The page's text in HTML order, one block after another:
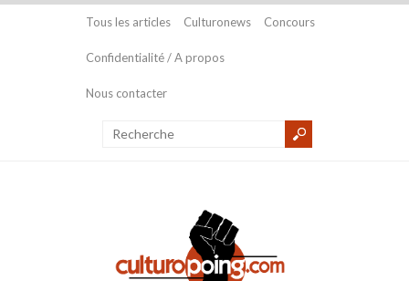
Tous les articles Culturonews Concours
Confidentialité / A propos
Nous contacter